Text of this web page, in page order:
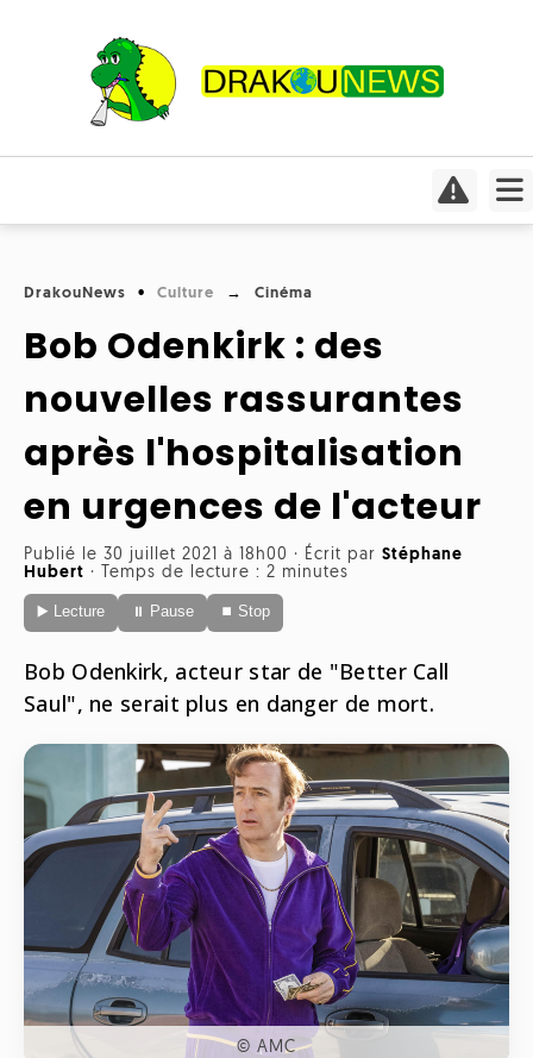
Actualités
International
Météo
ONG
Française
Régions
Santé
Sciences
Société
Culture
vidéo
Livres
Mangas
Streaming
Focus
Interviews
Médias
Radio
Télévision
Animaux
Biodiversité
Sports
DrakouNews Culture Cinéma
Bob Odenkirk : des
nouvelles rassurantes
après l'hospitalisation
en urgences de l'acteur
Publié le 30 juillet 2021 à 18h00 · Écrit par Stéphane
Hubert · Temps de lecture : 2 minutes
▶️ Lecture ⏸ Pause ⏹ Stop
Bob Odenkirk, acteur star de "Better Call
Saul", ne serait plus en danger de mort.
© AMC